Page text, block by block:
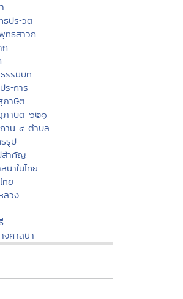
ประวัติ
ทธสาวก
ก
รรมบท
ะการ
ภาษิต
ภาษิต ๖๒๑
าน ๔ ตำบล
รูป
สำคัญ
นาในไทย
ทย
ลวง
ศาสนา